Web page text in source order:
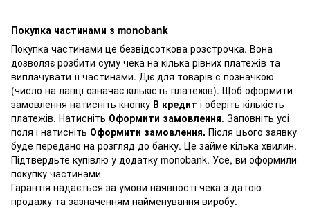
Покупка частинами з monobank
Покупка частинами це безвідсоткова розстрочка. Вона
дозволяє розбити суму чека на кілька рівних платежів та
виплачувати її частинами. Діє для товарів с позначкою
(число на лапці означає кількість платежів). Щоб оформити
замовлення натисніть кнопку В кредит і оберіть кількість
платежів. Натисніть Оформити замовлення. Заповніть усі
поля і натисніть Оформити замовлення. Після цього заявку
буде передано на розгляд до банку. Це займе кілька хвилин.
Підтвердьте купівлю у додатку monobank. Усе, ви оформили
покупку частинами
Гарантія надається за умови наявності чека з датою
продажу та зазначенням найменування виробу.